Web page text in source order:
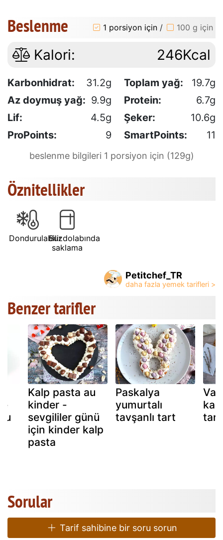
Beslenme 1 porsiyon için / 100 g için
Kalori: 246Kcal
Karbonhidrat: 31.2g Toplam yağ:
19.7g
Az doymuş yağ: 9.9g Protein:
6.7g
Lif:
4.5g Şeker:
10.6g
ProPoints:
9 SmartPoints: 11
beslenme bilgileri 1 porsiyon için (129g)
Öznitellikler
DondurulabilirBuzdolabında
saklama
Petitchef_TR
Benzer tarifler
Kalp pasta au
kinder -
sevgililer günü
için kinder kalp
pasta
Paskalya
yumurtalı
tavşanlı tart
tart
Sorular
Tarif sahibine bir soru sorun